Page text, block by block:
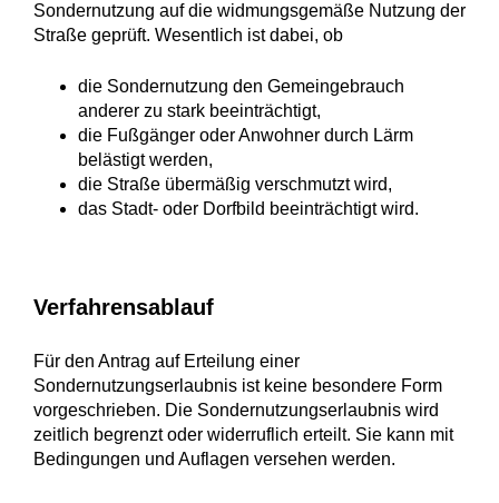
Sondernutzung auf die widmungsgemäße Nutzung der
Straße geprüft. Wesentlich ist dabei, ob
die Sondernutzung den Gemeingebrauch
anderer zu stark beeinträchtigt,
die Fußgänger oder Anwohner durch Lärm
belästigt werden,
die Straße übermäßig verschmutzt wird,
das Stadt- oder Dorfbild beeinträchtigt wird.
Verfahrensablauf
Für den Antrag auf Erteilung einer
Sondernutzungserlaubnis ist keine besondere Form
vorgeschrieben. Die Sondernutzungserlaubnis wird
zeitlich begrenzt oder widerruflich erteilt. Sie kann mit
Bedingungen und Auflagen versehen werden.